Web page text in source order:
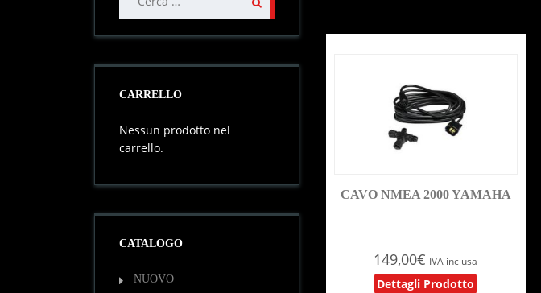
CAVO NMEA 2000 YAMAHA
149,00€ IVA inclusa
Dettagli Prodotto
per:
CARRELLO
Nessun prodotto nel
carrello.
CATALOGO
NUOVO